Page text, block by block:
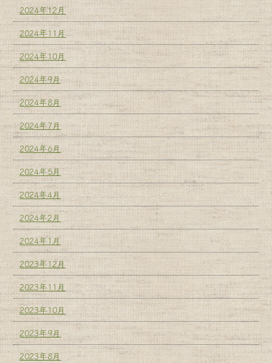
2024年12月
2024年11月
2024年10月
2024年9月
2024年8月
2024年7月
2024年6月
2024年5月
2024年4月
2024年2月
2024年1月
2023年12月
2023年11月
2023年10月
2023年9月
2023年8月